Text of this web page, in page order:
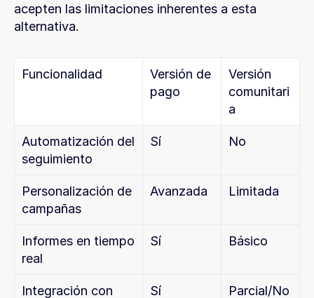
acepten las limitaciones inherentes a esta
alternativa.
Funcionalidad
Versión de
pago
Versión
comunitari
a
Automatización del
seguimiento
Sí No
Personalización de
campañas
Avanzada Limitada
Informes en tiempo
real
Sí Básico
Integración con Sí Parcial/No